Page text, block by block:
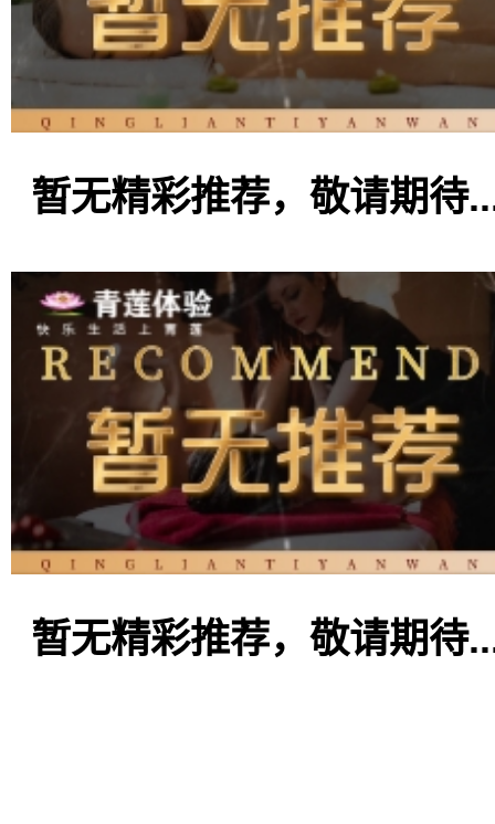
暂无精彩推荐，敬请期待
暂无精彩推荐，敬请期待